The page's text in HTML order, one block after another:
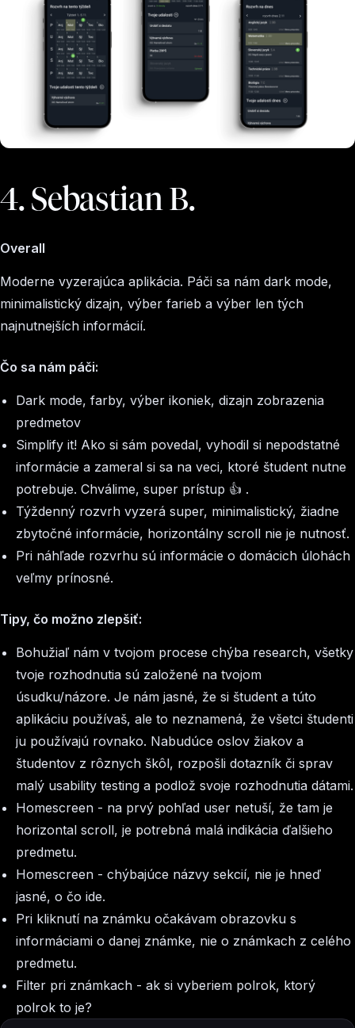
4️. Sebastian B.
Overall
Moderne vyzerajúca aplikácia. Páči sa nám dark mode,
minimalistický dizajn, výber farieb a výber len tých
najnutnejších informácií.
Čo sa nám páči:
Dark mode, farby, výber ikoniek, dizajn zobrazenia
predmetov
Simplify it! Ako si sám povedal, vyhodil si nepodstatné
informácie a zameral si sa na veci, ktoré študent nutne
potrebuje. Chválime, super prístup 👍 .
Týždenný rozvrh vyzerá super, minimalistický, žiadne
zbytočné informácie, horizontálny scroll nie je nutnosť.
Pri náhľade rozvrhu sú informácie o domácich úlohách
veľmy prínosné.
Tipy, čo možno zlepšiť:
Bohužiaľ nám v tvojom procese chýba research, všetky
tvoje rozhodnutia sú založené na tvojom
úsudku/názore. Je nám jasné, že si študent a túto
aplikáciu používaš, ale to neznamená, že všetci študenti
ju používajú rovnako. Nabudúce oslov žiakov a
študentov z rôznych škôl, rozpošli dotazník či sprav
malý usability testing a podlož svoje rozhodnutia dátami.
Homescreen - na prvý pohľad user netuší, že tam je
horizontal scroll, je potrebná malá indikácia ďalšieho
predmetu.
Homescreen - chýbajúce názvy sekcií, nie je hneď
jasné, o čo ide.
Pri kliknutí na známku očakávam obrazovku s
informáciami o danej známke, nie o známkach z celého
predmetu.
Filter pri známkach - ak si vyberiem polrok, ktorý
polrok to je?